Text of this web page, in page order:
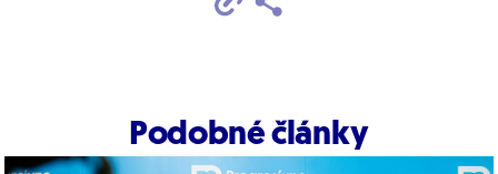
Podobné články